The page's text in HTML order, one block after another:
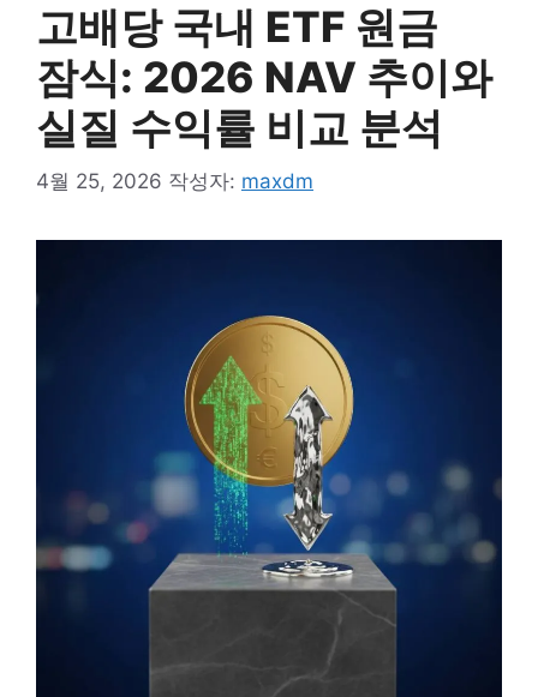
고배당 국내 ETF 원금
잠식: 2026 NAV 추이와
실질 수익률 비교 분석
4월 25, 2026 작성자: maxdm